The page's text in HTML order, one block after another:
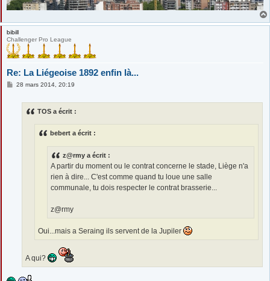
bibill
Challenger Pro League
Re: La Liégeoise 1892 enfin là...
M28 mars 2014, 20:19
TOS a écrit :
bebert a écrit :
z@rmy a écrit :
A partir du moment ou le contrat concerne le stade, Liège n'a
rien à dire... C'est comme quand tu loue une salle
communale, tu dois respecter le contrat brasserie...
z@rmy
Oui...mais a Seraing ils servent de la Jupiler
A qui?